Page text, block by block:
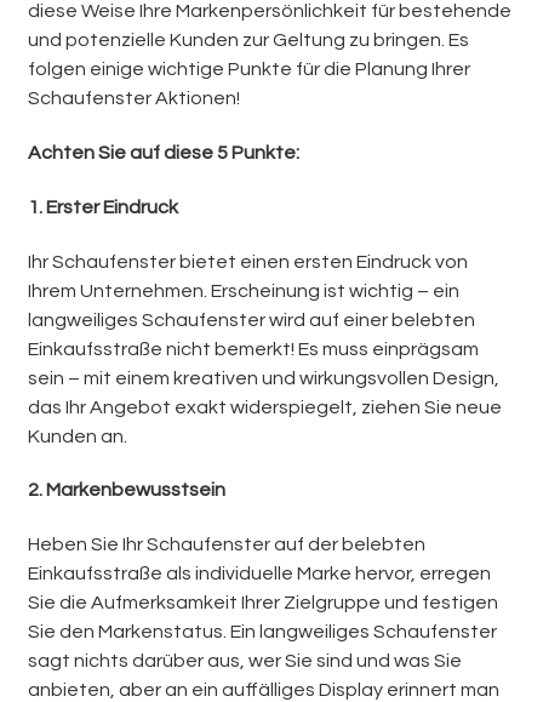
diese Weise Ihre Markenpersönlichkeit für bestehende
und potenzielle Kunden zur Geltung zu bringen. Es
folgen einige wichtige Punkte für die Planung Ihrer
Schaufenster Aktionen!
Achten Sie auf diese 5 Punkte:
1. Erster Eindruck
Ihr Schaufenster bietet einen ersten Eindruck von
Ihrem Unternehmen. Erscheinung ist wichtig – ein
langweiliges Schaufenster wird auf einer belebten
Einkaufsstraße nicht bemerkt! Es muss einprägsam
sein – mit einem kreativen und wirkungsvollen Design,
das Ihr Angebot exakt widerspiegelt, ziehen Sie neue
Kunden an.
2. Markenbewusstsein
Heben Sie Ihr Schaufenster auf der belebten
Einkaufsstraße als individuelle Marke hervor, erregen
Sie die Aufmerksamkeit Ihrer Zielgruppe und festigen
Sie den Markenstatus. Ein langweiliges Schaufenster
sagt nichts darüber aus, wer Sie sind und was Sie
anbieten, aber an ein auffälliges Display erinnert man